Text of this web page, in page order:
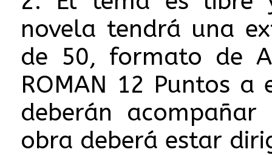
novela tendrá una
de 50, formato de
ROMAN 12 Puntos
deberán
obra deberá estar